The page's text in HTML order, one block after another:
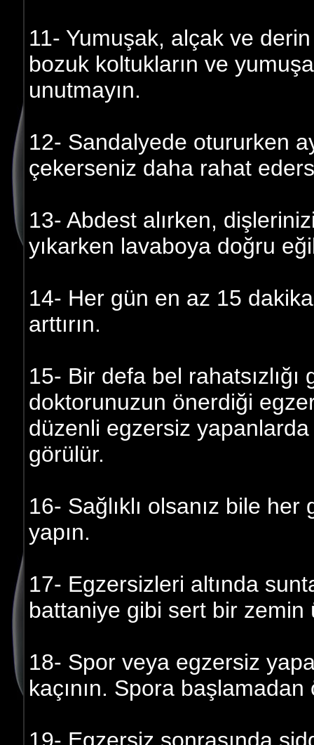
11- Yumuşak, alçak ve
bozuk koltukların ve
unutmayın.
12- Sandalyede otururken
çekerseniz daha rahat
13- Abdest alırken,
yıkarken lavaboya doğru
14- Her gün en az 15
arttırın.
15- Bir defa bel
doktorunuzun önerdiği
düzenli egzersiz yapanlarda
görülür.
16- Sağlıklı olsanız bile
yapın.
17- Egzersizleri altında
battaniye gibi sert bir zemin
18- Spor veya egzersiz
kaçının. Spora